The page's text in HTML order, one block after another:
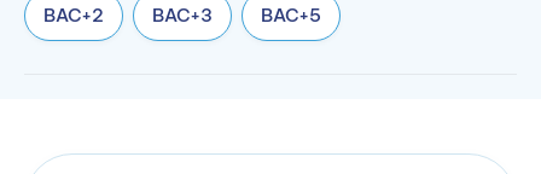
BAC+2 BAC+3 BAC+5